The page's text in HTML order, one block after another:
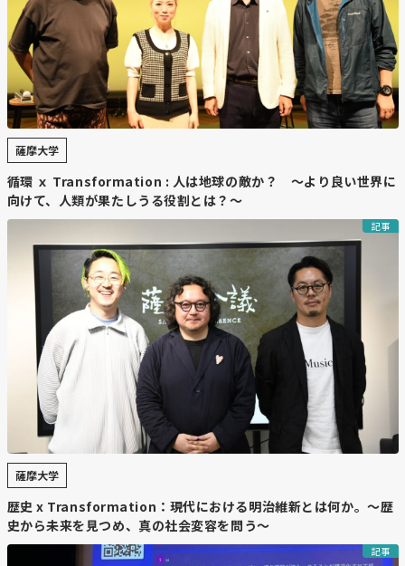
薩摩大学
循環 ｘ Transformation : 人は地球の敵か？ 〜より良い世界に
向けて、人類が果たしうる役割とは？～
記事
薩摩大学
歴史 x Transformation：現代における明治維新とは何か。～歴
史から未来を見つめ、真の社会変容を問う～
記事